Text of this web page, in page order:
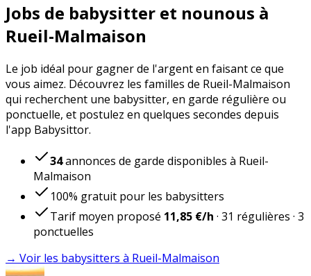
Jobs de babysitter et nounous à
Rueil-Malmaison
Le job idéal pour gagner de l'argent en faisant ce que
vous aimez. Découvrez les familles de Rueil-Malmaison
qui recherchent une babysitter, en garde régulière ou
ponctuelle, et postulez en quelques secondes depuis
l'app Babysittor.
34annonces de garde disponibles à Rueil-
Malmaison
100% gratuit pour les babysitters
Tarif moyen proposé 11,85 €/h · 31 régulières · 3
ponctuelles
→ Voir les babysitters à Rueil-Malmaison